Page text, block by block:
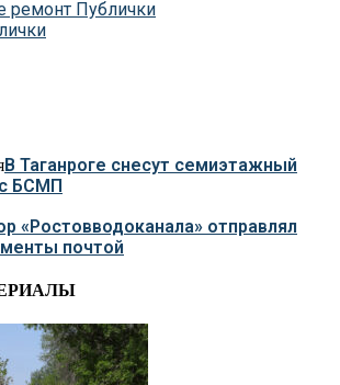
ремонт Публички
В Таганроге снесут семиэтажный
БСМП
«Ростовводоканала» отправлял
почтой